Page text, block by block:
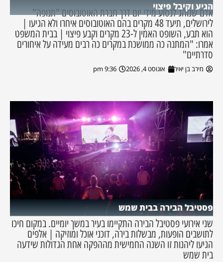
הגיע וקיבל פיצוי
אדם שנוהג לנסוע מידי יום דרך חברת האוטובוסים "תנופה"
לירושלים, תיעד 48 מקרים בהם האוטובוסים איחרו ולא הגיעו |
הוא תבע, השופט האמין ל-23 מקרים וקבע פיצוי | בבית המשפט
אמרו: "המתנה כה ממושכת במקרים כה רבים מעידה על איחורים
סדרתיים"
מירב בן יאיר אוגוסט 4, 2026 9:36 pm
פסטיבל הבירה בבית שמש
שני אירועי פסטיבל הבירה התקיימו בעיר במשך יומיים. במקום חיכו
לתושבים הופעות, מבשלות בירה, דוכני אוכל ומוזיקה | אלפים
הגיעו ליהנות זו השנה החמישית מההפקה אחת הגדולות שידעה
בית שמש